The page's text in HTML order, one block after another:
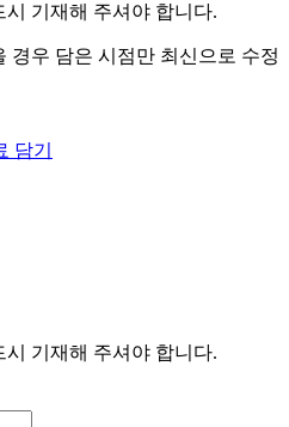
시 기재해 주셔야 합니다.
경우 담은 시점만 최신으로 수정
담기
시 기재해 주셔야 합니다.